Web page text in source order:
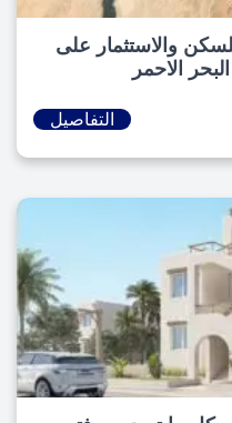
والاستثمار على
الاحمر
التفاصيل